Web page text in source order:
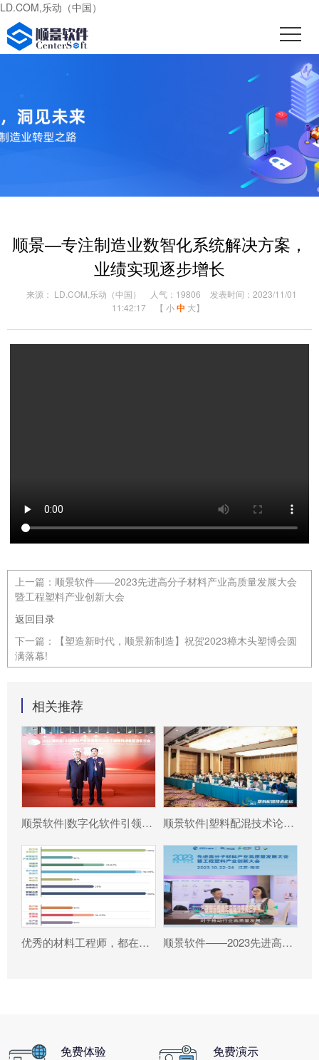
LD.COM,乐动（中国）
顺景—专注制造业数智化系统解决方案，
业绩实现逐步增长
来源： LD.COM,乐动（中国） 人气：19806
发表时间：2023/11/01
11:42:17
【 小 中 大】
上一篇： 顺景软件——2023先进高分子材料产业高质量发展大会
暨工程塑料产业创新大会
返回目录
下一篇：
【塑造新时代，顺景新制造】祝贺2023樟木头塑博会圆
满落幕!
相关推荐
顺景软件|数字化软件引领新材料产业绿色智造新篇章 顺景软件|塑料配混技术论坛上展示数字化的力量
优秀的材料工程师，都在跟这个新朋友打交道! 顺景软件——2023先进高分子材料产业高质量发展大会暨工程塑料产业创新大会
免费体验 免费演示